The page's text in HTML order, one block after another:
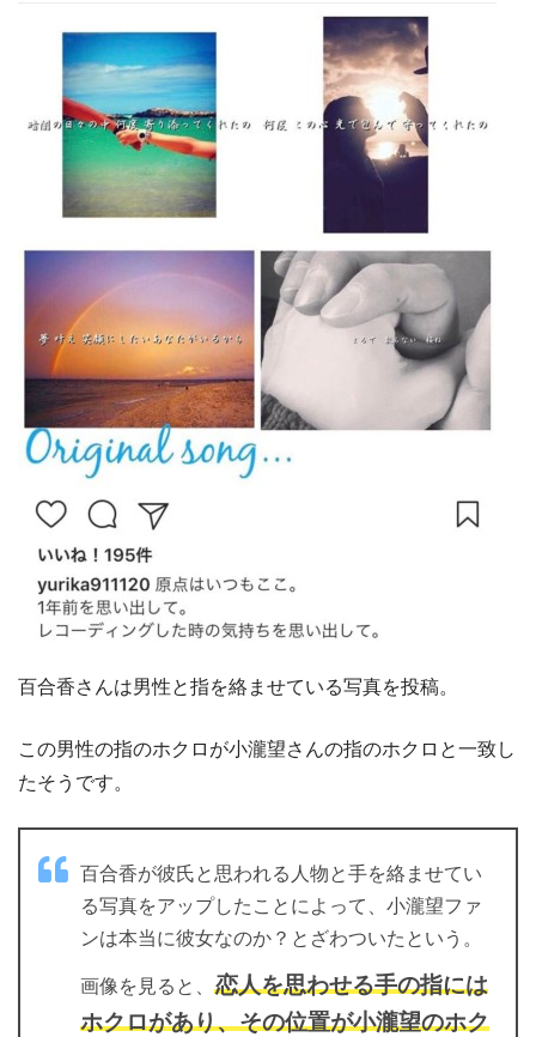
百合香さんは男性と指を絡ませている写真を投稿。
この男性の指のホクロが小瀧望さんの指のホクロと一致し
たそうです。
百合香が彼氏と思われる人物と手を絡ませてい
る写真をアップしたことによって、小瀧望ファ
ンは本当に彼女なのか？とざわついたという。
画像を見ると、 恋人を思わせる手の指には
ホクロがあり、その位置が小瀧望のホク